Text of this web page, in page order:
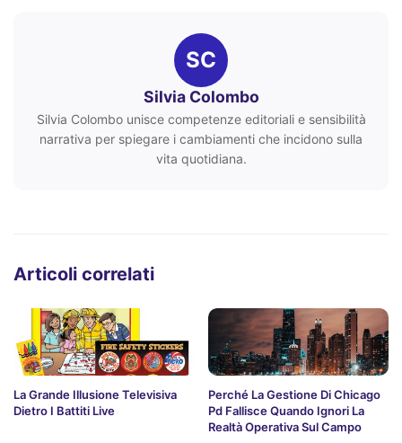
SC
Silvia Colombo
Silvia Colombo unisce competenze editoriali e sensibilità
narrativa per spiegare i cambiamenti che incidono sulla
vita quotidiana.
Articoli correlati
La Grande Illusione Televisiva
Dietro I Battiti Live
Perché La Gestione Di Chicago
Pd Fallisce Quando Ignori La
Realtà Operativa Sul Campo